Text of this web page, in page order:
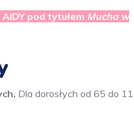
pod tytułem Mucha w
Dla dorosłych od 65 do